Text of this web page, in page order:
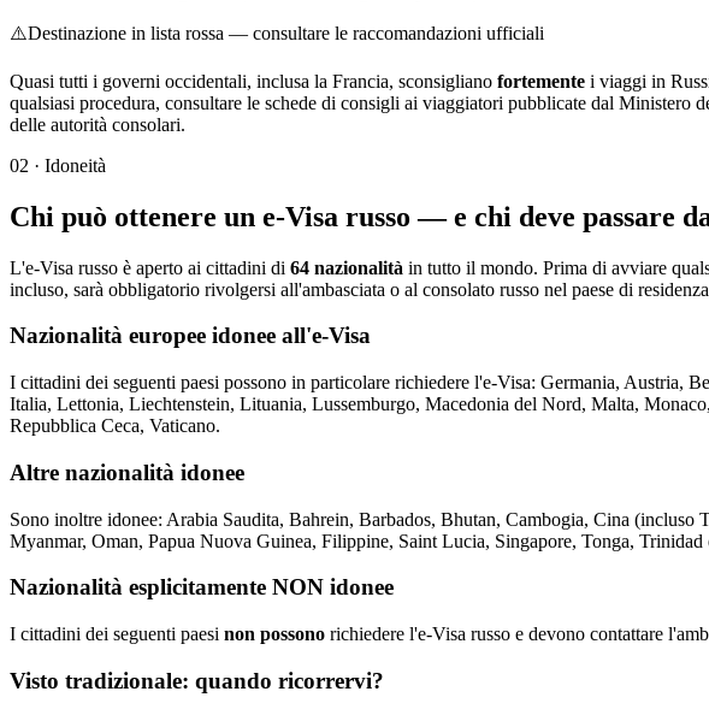
⚠️Destinazione in lista rossa — consultare le raccomandazioni ufficiali
Quasi tutti i governi occidentali, inclusa la Francia, sconsigliano fortemente i viaggi in
qualsiasi procedura, consultare le schede di consigli ai viaggiatori pubblicate dal
delle autorità consolari.
02 · Idoneità
Chi può ottenere un e-Visa russo — e chi deve passare
L'e-Visa russo è aperto ai cittadini di 64 nazionalità in tutto il mondo. Prima di avviare
incluso, sarà obbligatorio rivolgersi all'ambasciata o al consolato russo nel paese di
Nazionalità europee idonee all'e-Visa
I cittadini dei seguenti paesi possono in particolare richiedere l'e-Visa: Germania, Austria,
Italia, Lettonia, Liechtenstein, Lituania, Lussemburgo, Macedonia del Nord, Malta,
Repubblica Ceca, Vaticano.
Altre nazionalità idonee
Sono inoltre idonee: Arabia Saudita, Bahrein, Barbados, Bhutan, Cambogia, Cina
Myanmar, Oman, Papua Nuova Guinea, Filippine, Saint Lucia, Singapore, Tonga,
Nazionalità esplicitamente NON idonee
I cittadini dei seguenti paesi non possono richiedere l'e-Visa russo e devono contattare
Visto tradizionale: quando ricorrervi?